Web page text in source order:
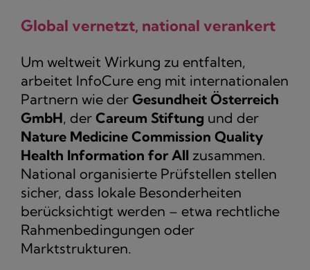
Global vernetzt, national verankert
Um weltweit Wirkung zu entfalten,
arbeitet InfoCure eng mit internationalen
Partnern wie der Gesundheit Österreich
GmbH, der Careum Stiftung und der
Nature Medicine Commission Quality
Health Information for All zusammen.
National organisierte Prüfstellen stellen
sicher, dass lokale Besonderheiten
berücksichtigt werden – etwa rechtliche
Rahmenbedingungen oder
Marktstrukturen.